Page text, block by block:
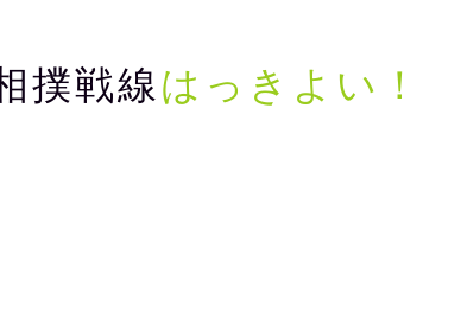
撲戦線はっきよい！